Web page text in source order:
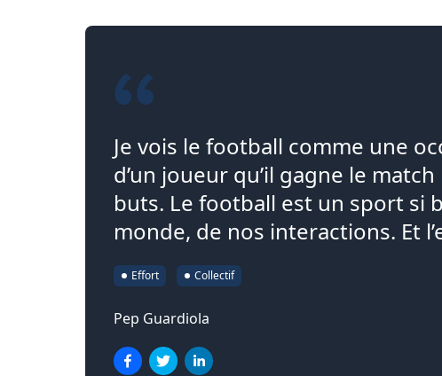
Je vois le football comme une
d’un joueur qu’il gagne le
buts. Le football est un sport si
monde, de nos interactions. Et
Effort Collectif
Pep Guardiola